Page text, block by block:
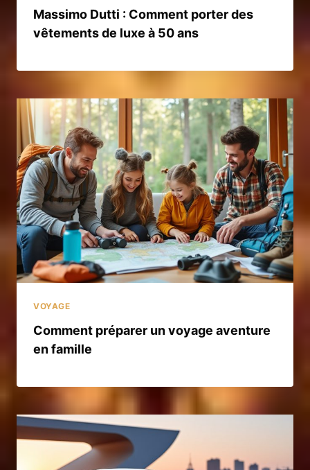
Massimo Dutti : Comment porter des
vêtements de luxe à 50 ans
VOYAGE
Comment préparer un voyage aventure
en famille